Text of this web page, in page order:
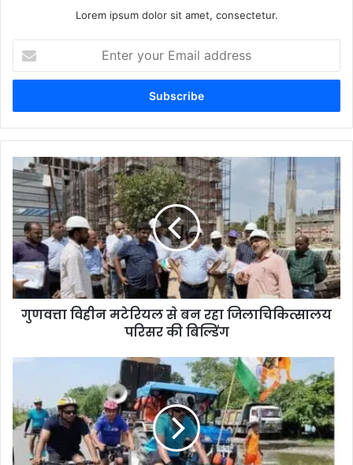
Lorem ipsum dolor sit amet, consectetur.
your
Email
गुणवत्ता विहीन मटेरियल से बन रहा जिलाचिकित्सालय
परिसर की बिल्डिंग